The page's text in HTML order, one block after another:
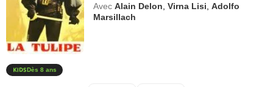
Avec Alain Delon ,Virna Lisi ,Adolfo
Marsillach
Dès 8 ans